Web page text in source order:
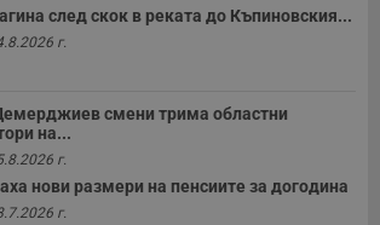
след скок в реката до Къпиновския...
г.
смени трима областни
на...
г.
нови размери на пенсиите за догодина
г.